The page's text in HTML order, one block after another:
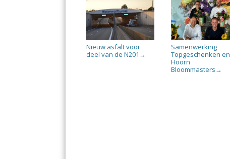
Nieuw asfalt voor
deel van de N201 →
Samenwerking
Topgeschenken en
Hoorn
Bloommasters →